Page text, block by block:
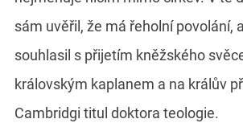
sám uvěřil, že má řeholní povolání,
souhlasil s přijetím kněžského
královským kaplanem a na králův
Cambridgi titul doktora teologie.